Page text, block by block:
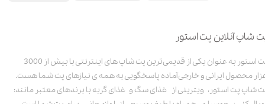
شاپ آنلاین پت استور
پت استور به عنوان یکی از قدیمی‌ترین پت شاپ های اینترنتی با بیش از 3000
محصول ایرانی و خارجی آماده پاسخگویی به همه ی نیازهای پت شما هست.
شاپ پت استور، ویترینی از غذای سگ و غذای گربه با برندهای معتبر مانند: